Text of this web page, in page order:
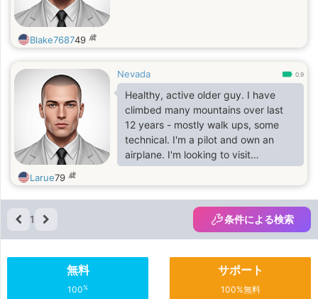
Blake768749 歳
Nevada 0.9
Healthy, active older guy. I have
climbed many mountains over last
12 years - mostly walk ups, some
technical. I'm a pilot and own an
airplane. I'm looking to visit
Columbia, maybe once or twice a
year.
Larue79 歳
1 条件による検索
無料
100%
サポート
100%無料